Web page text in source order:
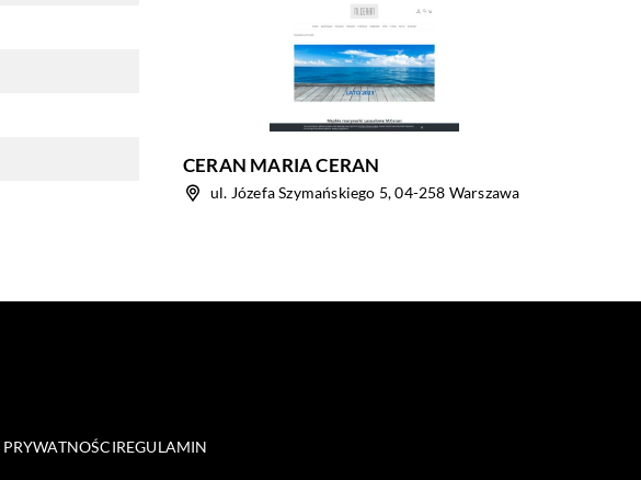
CERAN MARIA CERAN
ul. Józefa Szymańskiego 5, 04-258 Warszawa
REGULAMIN